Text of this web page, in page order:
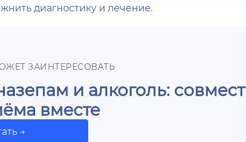
диагностику и лечение.
ЗАИНТЕРЕСОВАТЬ
и алкоголь:
вместе
→